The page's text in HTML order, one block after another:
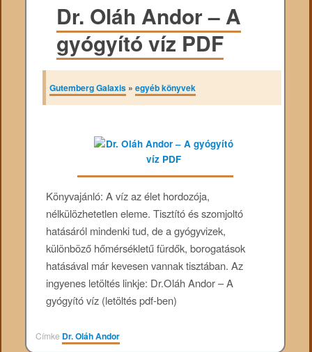
Dr. Oláh Andor – A
gyógyító víz PDF
Gutemberg Galaxis »egyéb könyvek
Könyvajánló: A víz az élet hordozója,
nélkülözhetetlen eleme. Tisztító és szomjoltó
hatásáról mindenki tud, de a gyógyvizek,
különböző hőmérsékletű fürdők, borogatások
hatásával már kevesen vannak tisztában. Az
ingyenes letöltés linkje: Dr.Oláh Andor – A
gyógyító víz (letöltés pdf-ben)
Címke Dr. Oláh Andor